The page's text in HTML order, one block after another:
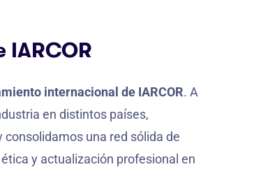
IARCOR
internacional de IARCOR. A
en distintos países,
una red sólida de
y actualización profesional en